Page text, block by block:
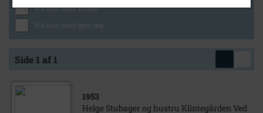
Vis kun med kilder
Vis kun med geo-tag
Side 1 af 1
1953
Helge Stubager og hustru Klintegården Ved